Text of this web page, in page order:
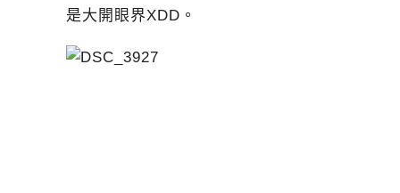
是大開眼界XDD。